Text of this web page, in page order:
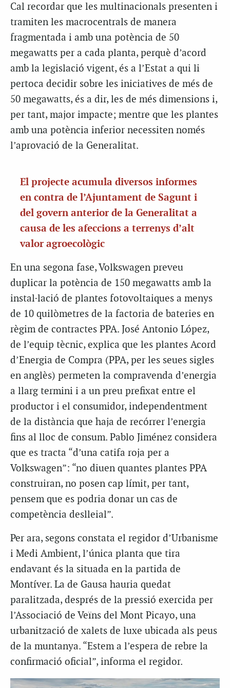
Cal recordar que les multinacionals presenten i
tramiten les macrocentrals de manera
fragmentada i amb una potència de 50
megawatts per a cada planta, perquè d’acord
amb la legislació vigent, és a l’Estat a qui li
pertoca decidir sobre les iniciatives de més de
50 megawatts, és a dir, les de més dimensions i,
per tant, major impacte; mentre que les plantes
amb una potència inferior necessiten només
l’aprovació de la Generalitat.
El projecte acumula diversos informes
en contra de l’Ajuntament de Sagunt i
del govern anterior de la Generalitat a
causa de les afeccions a terrenys d’alt
valor agroecològic
En una segona fase, Volkswagen preveu
duplicar la potència de 150 megawatts amb la
instal·lació de plantes fotovoltaiques a menys
de 10 quilòmetres de la factoria de bateries en
règim de contractes PPA. José Antonio López,
de l’equip tècnic, explica que les plantes Acord
d’Energia de Compra (PPA, per les seues sigles
en anglès) permeten la compravenda d’energia
a llarg termini i a un preu prefixat entre el
productor i el consumidor, independentment
de la distància que haja de recórrer l’energia
fins al lloc de consum. Pablo Jiménez considera
que es tracta “d’una catifa roja per a
Volkswagen”: “no diuen quantes plantes PPA
construiran, no posen cap límit, per tant,
pensem que es podria donar un cas de
competència deslleial”.
Per ara, segons constata el regidor d’Urbanisme
i Medi Ambient, l’única planta que tira
endavant és la situada en la partida de
Montíver. La de Gausa hauria quedat
paralitzada, després de la pressió exercida per
l’Associació de Veïns del Mont Picayo, una
urbanització de xalets de luxe ubicada als peus
de la muntanya. “Estem a l’espera de rebre la
confirmació oficial”, informa el regidor.